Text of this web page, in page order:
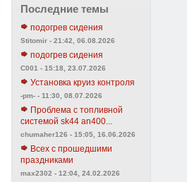
Последние темы
подогрев сидения
Stitomir - 21:42, 06.08.2026
подогрев сидения
C001 - 15:18, 23.07.2026
Установка круиз контроля
-pm- - 11:30, 08.07.2026
Проблема с топливной
системой sk44 an400...
chumaher126 - 15:05, 16.06.2026
Всех с прошедшими
праздниками
max2302 - 12:04, 24.02.2026